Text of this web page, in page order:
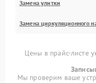
Замена улитки
Замена циркуляционного
Цены в прайс-листе
Мы проверим ваше